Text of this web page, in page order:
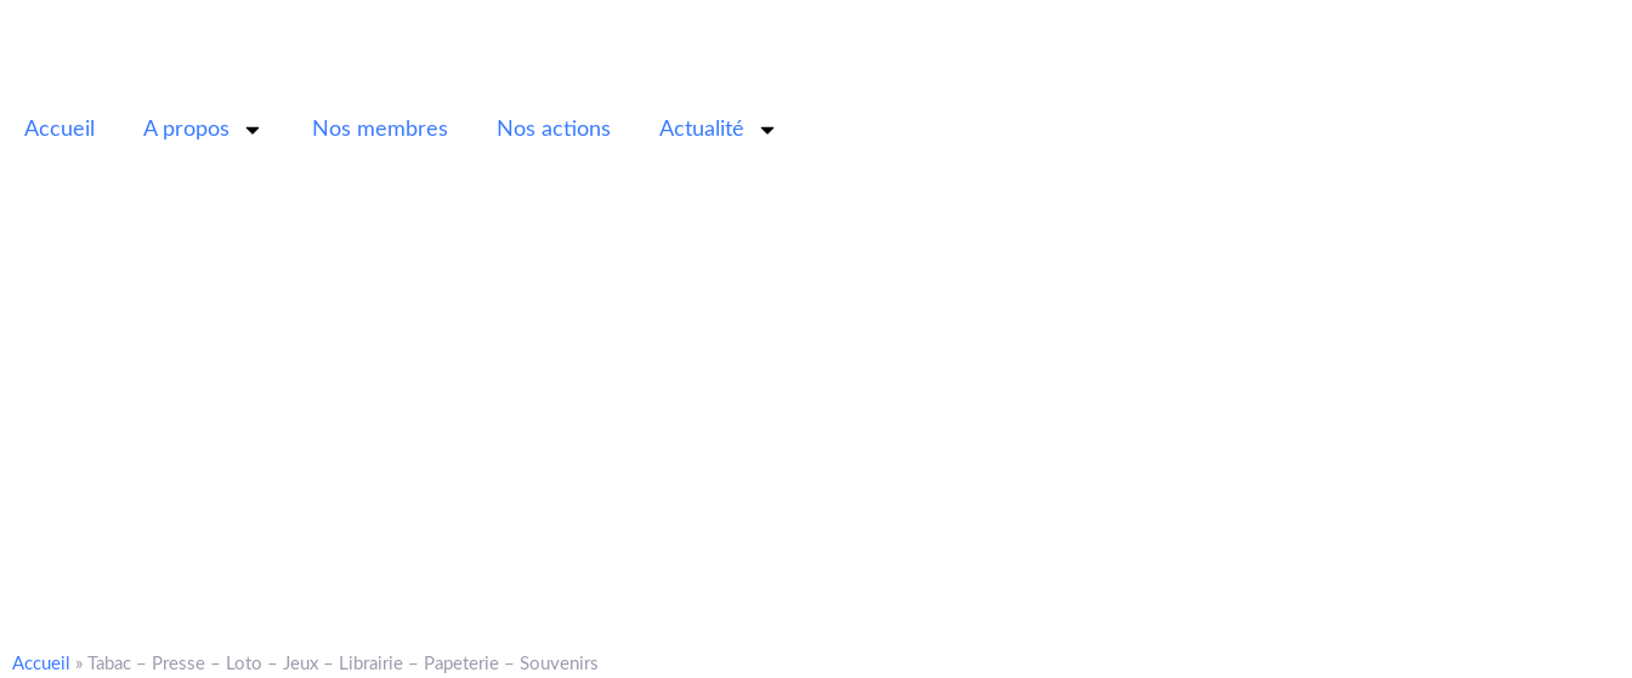
Accueil A propos Nos membres Nos actions Actualité
Accueil » Tabac – Presse – Loto – Jeux – Librairie – Papeterie – Souvenirs